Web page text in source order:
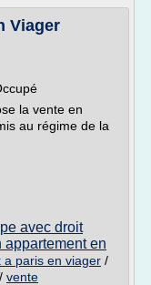
Viager
la vente en
au régime de la
avec droit
appartement en
paris en viager /
/ vente